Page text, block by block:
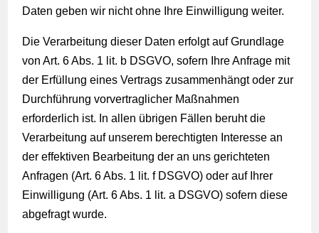
Daten geben wir nicht ohne Ihre Einwilligung weiter.
Die Verarbeitung dieser Daten erfolgt auf Grundlage
von Art. 6 Abs. 1 lit. b DSGVO, sofern Ihre Anfrage mit
der Erfüllung eines Vertrags zusammenhängt oder zur
Durchführung vorvertraglicher Maßnahmen
erforderlich ist. In allen übrigen Fällen beruht die
Verarbeitung auf unserem berechtigten Interesse an
der effektiven Bearbeitung der an uns gerichteten
Anfragen (Art. 6 Abs. 1 lit. f DSGVO) oder auf Ihrer
Einwilligung (Art. 6 Abs. 1 lit. a DSGVO) sofern diese
abgefragt wurde.